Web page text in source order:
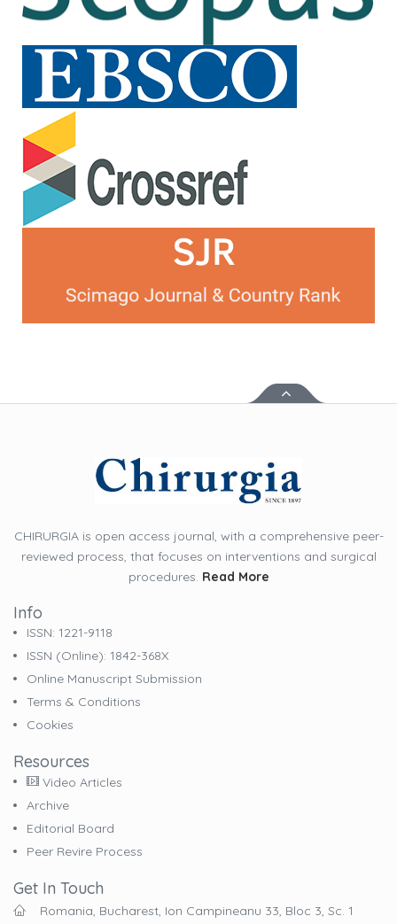
CHIRURGIA is open access journal, with a comprehensive peer-
reviewed process, that focuses on interventions and surgical
procedures. Read More
Info
ISSN: 1221-9118
ISSN (online): 1842-368X
Online Manuscript Submission
Terms & Conditions
Cookies
Resources
Video Articles
Archive
Editorial Board
Peer Revire Process
Get In Touch
Romania, Bucharest, Ion Campineanu 33, Bloc 3, Sc. 1